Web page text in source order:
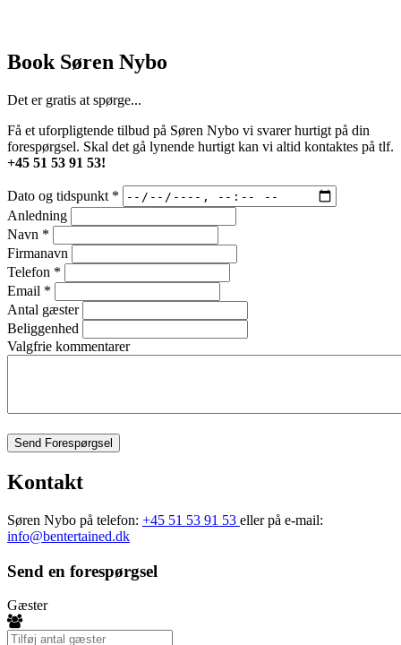
Book Søren Nybo
Det er gratis at spørge...
Få et uforpligtende tilbud på Søren Nybo vi svarer hurtigt på din
forespørgsel. Skal det gå lynende hurtigt kan vi altid kontaktes på tlf.
+45 51 53 91 53!
Dato og tidspunkt *
Anledning
Navn *
Firmanavn
Telefon *
Email *
Antal gæster
Beliggenhed
Valgfrie kommentarer
Send Forespørgsel
Kontakt
Søren Nybo på telefon: +45 51 53 91 53 eller på e-mail:
info@bentertained.dk
Send en forespørgsel
Gæster